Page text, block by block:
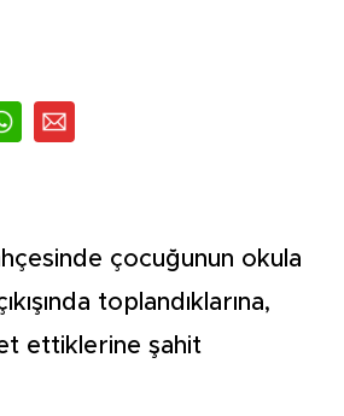
çocuğunun okula
toplandıklarına,
ettiklerine şahit